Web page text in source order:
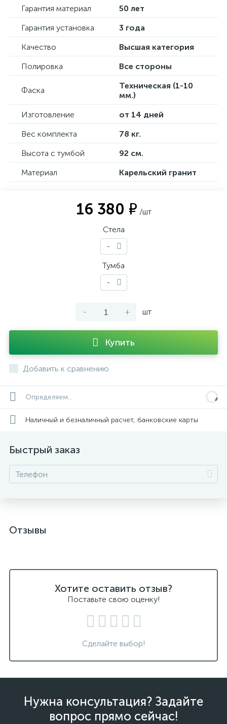
Гарантия материал
50 лет
Гарантия установка
3 года
Качество
Высшая категория
Полировка
Все стороны
Фаска
Техническая (1-10
мм.)
Изготовление
от 14 дней
Вес комплекта
78 кг.
Высота с тумбой
92 см.
Материал
Карельский гранит
16 380 ₽ /шт
Стела
-
Тумба
-
- + шт
Купить
Добавить к сравнению
Определяем...
Наличный и безналичный расчет, банковские карты
Быстрый заказ
Отзывы
Хотите оставить отзыв?
Поставьте свою оценку!
Сделайте выбор!
Нужна консультация? Задайте
вопрос прямо сейчас!